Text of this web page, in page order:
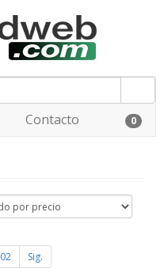
Contacto 0
02 Sig.